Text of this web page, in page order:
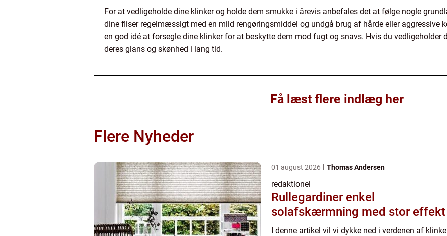
For at vedligeholde dine klinker og holde dem smukke i årevis anbefales det at følge nogle
dine fliser regelmæssigt med en mild rengøringsmiddel og undgå brug af hårde eller aggressive
en god idé at forsegle dine klinker for at beskytte dem mod fugt og snavs. Hvis du vedligeholder
deres glans og skønhed i lang tid.
Få læst flere indlæg her
Flere Nyheder
01 august 2026 Thomas Andersen
redaktionel
Rullegardiner enkel
solafskærmning med stor effekt
I denne artikel vil vi dykke ned i verdenen af